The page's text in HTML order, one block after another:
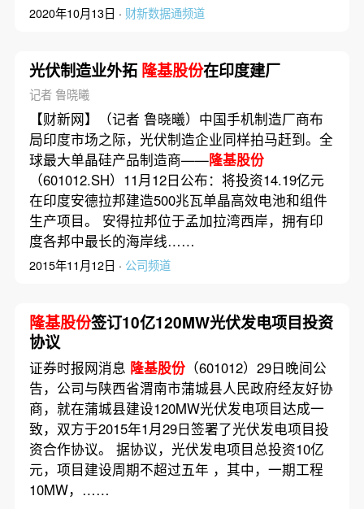
2020年10月13日 · 财新数据通频道
光伏制造业外拓 隆基股份在印度建厂
记者 鲁晓曦
【财新网】（记者 鲁晓曦）中国手机制造厂商布
局印度市场之际，光伏制造企业同样拍马赶到。全
球最大单晶硅产品制造商——隆基股份
（601012.SH）11月12日公布：将投资14.19亿元
在印度安德拉邦建造500兆瓦单晶高效电池和组件
生产项目。 安得拉邦位于孟加拉湾西岸，拥有印
度各邦中最长的海岸线……
2015年11月12日 · 公司频道
隆基股份签订10亿120MW光伏发电项目投资
协议
证券时报网消息 隆基股份（601012）29日晚间公
告，公司与陕西省渭南市蒲城县人民政府经友好协
商，就在蒲城县建设120MW光伏发电项目达成一
致，双方于2015年1月29日签署了光伏发电项目投
资合作协议。 据协议，光伏发电项目总投资10亿
元，项目建设周期不超过五年 ，其中，一期工程
10MW，……